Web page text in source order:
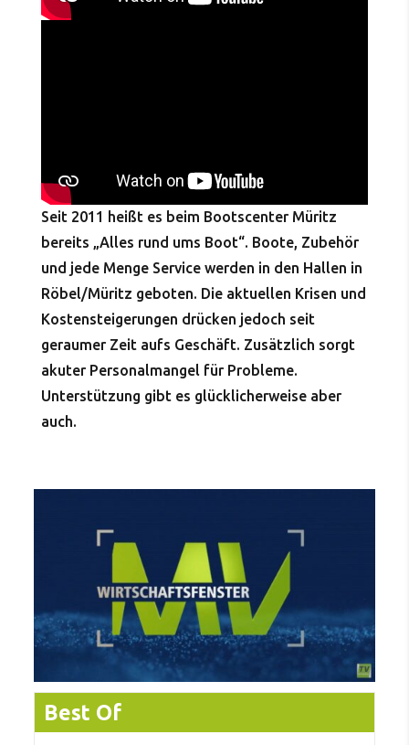
Seit 2011 heißt es beim Bootscenter Müritz
bereits „Alles rund ums Boot“. Boote, Zubehör
und jede Menge Service werden in den Hallen in
Röbel/Müritz geboten. Die aktuellen Krisen und
Kostensteigerungen drücken jedoch seit
geraumer Zeit aufs Geschäft. Zusätzlich sorgt
akuter Personalmangel für Probleme.
Unterstützung gibt es glücklicherweise aber
auch.
Best Of